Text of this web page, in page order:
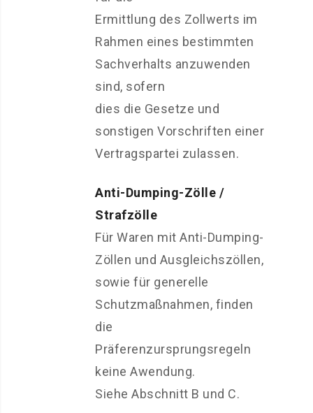
Ermittlung des Zollwerts im
Rahmen eines bestimmten
Sachverhalts anzuwenden
sind, sofern
dies die Gesetze und
sonstigen Vorschriften einer
Vertragspartei zulassen.
Anti-Dumping-Zölle /
Strafzölle
Für Waren mit Anti-Dumping-
Zöllen und Ausgleichszöllen,
sowie für generelle
Schutzmaßnahmen, finden
die
Präferenzursprungsregeln
keine Awendung.
Siehe Abschnitt B und C.